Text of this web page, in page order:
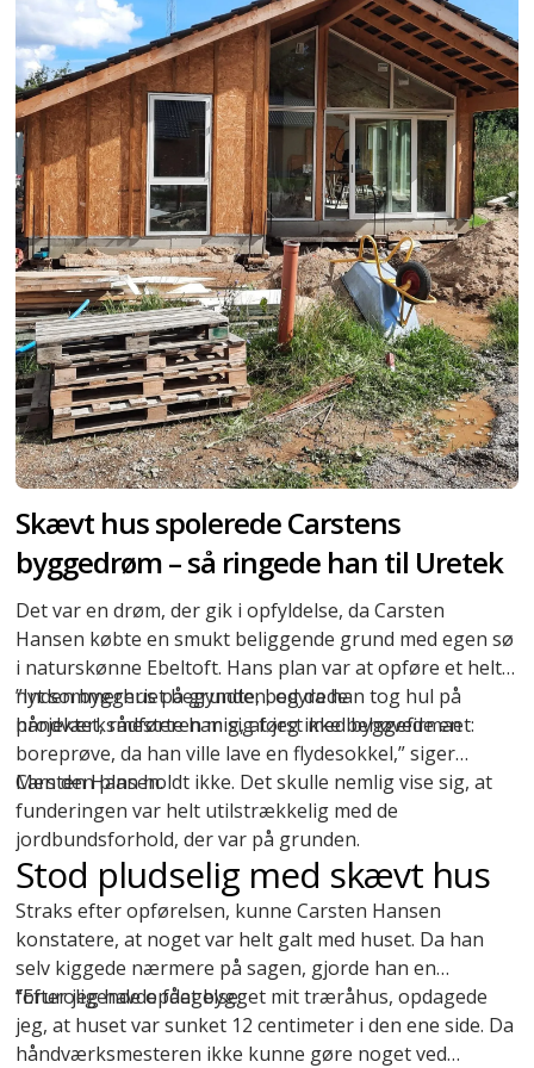
Skævt hus spolerede Carstens
byggedrøm – så ringede han til Uretek
Det var en drøm, der gik i opfyldelse, da Carsten
Hansen købte en smukt beliggende grund med egen sø
i naturskønne Ebeltoft. Hans plan var at opføre et helt
nyt sommerhus på grunden, og da han tog hul på
projektet, rådførte han sig først med byggefirmaet:
”Inden byggeriet begyndte, bedyrede
håndværksmesteren mig, at jeg ikke behøvede en
boreprøve, da han ville lave en flydesokkel,” siger
Carsten Hansen.
Men den plan holdt ikke. Det skulle nemlig vise sig, at
funderingen var helt utilstrækkelig med de
jordbundsforhold, der var på grunden.
Stod pludselig med skævt hus
Straks efter opførelsen, kunne Carsten Hansen
konstatere, at noget var helt galt med huset. Da han
selv kiggede nærmere på sagen, gjorde han en
foruroligende opdagelse:
”Efter jeg havde fået bygget mit træråhus, opdagede
jeg, at huset var sunket 12 centimeter i den ene side. Da
håndværksmesteren ikke kunne gøre noget ved